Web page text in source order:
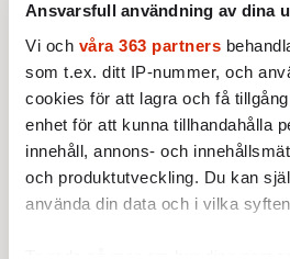
Ansvarsfull användning av dina
Vi och våra 363 partners
som t.ex. ditt IP-nummer, och
cookies för att lagra och få
enhet för att kunna tillhandahålla
innehåll, annons- och
och produktutveckling. Du kan
använda din data och i vilka
Text: Suzanne Wennberg
Bild: TT